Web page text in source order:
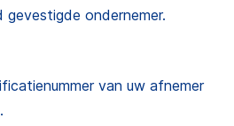
ondernemer.
van uw afnemer
.